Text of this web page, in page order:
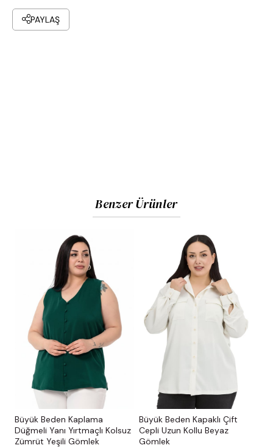
PAYLAŞ
Benzer Ürünler
Büyük Beden Kaplama
Düğmeli Yanı Yırtmaçlı Kolsuz
Zümrüt Yeşili Gömlek
Büyük Beden Kapaklı Çift
Cepli Uzun Kollu Beyaz
Gömlek